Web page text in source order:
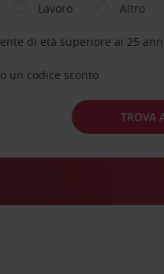
Lavoro Altro
di età superiore ai 25 anni
un codice sconto
TROVA